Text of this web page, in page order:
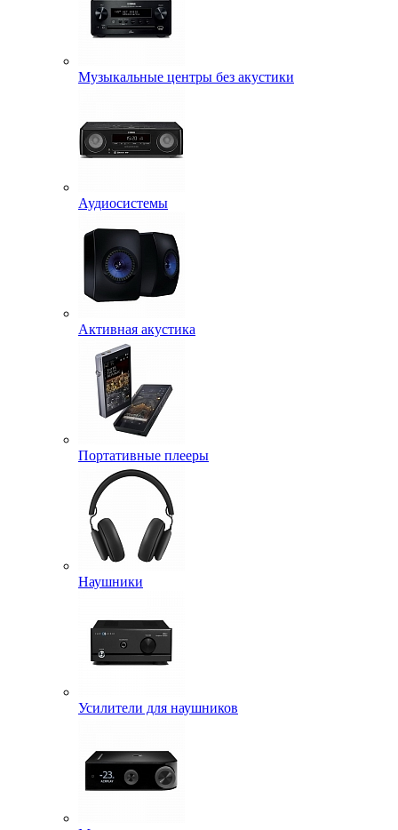
Музыкальные центры без акустики
Аудиосистемы
Активная акустика
Портативные плееры
Наушники
Усилители для наушников